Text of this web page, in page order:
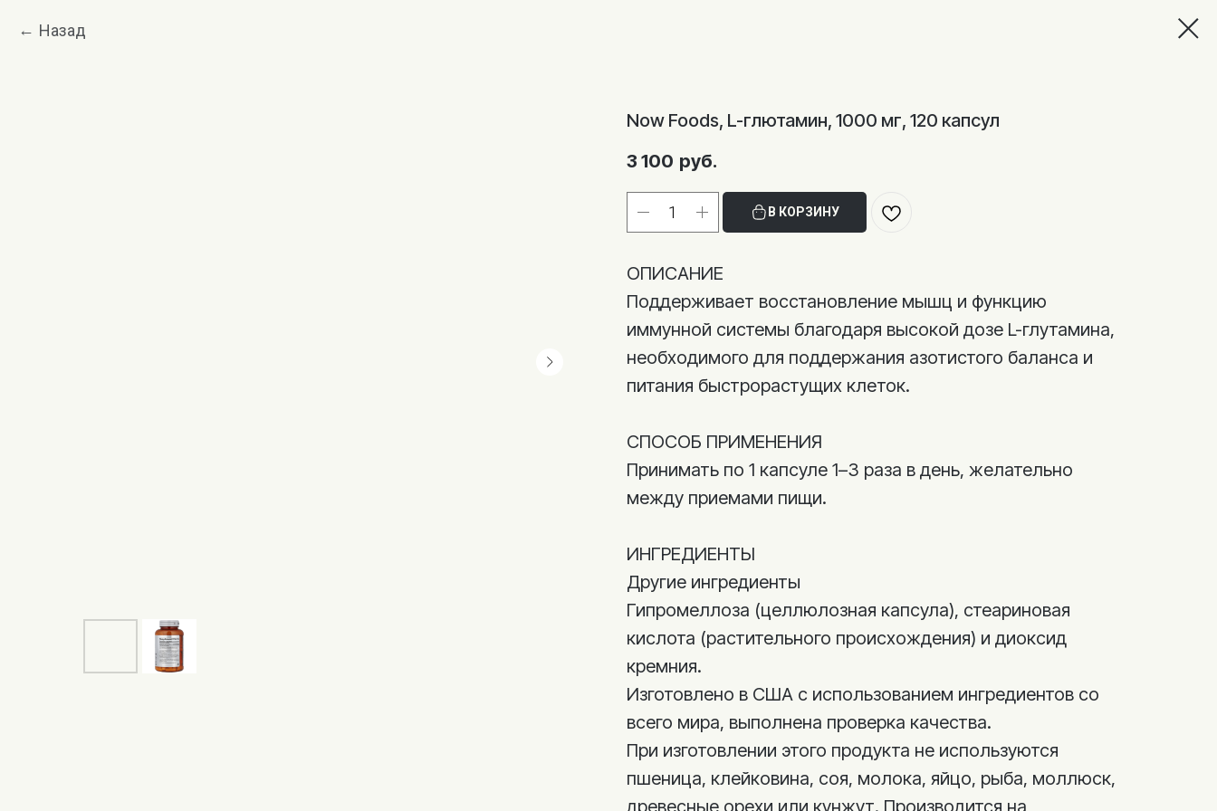
Назад
Now Foods, L-глютамин, 1000 мг, 120 капсул
3 100 руб.
В КОРЗИНУ
ОПИСАНИЕ
Поддерживает восстановление мышц и функцию
иммунной системы благодаря высокой дозе L-глутамина,
необходимого для поддержания азотистого баланса и
питания быстрорастущих клеток.
СПОСОБ ПРИМЕНЕНИЯ
Принимать по 1 капсуле 1–3 раза в день, желательно
между приемами пищи.
ИНГРЕДИЕНТЫ
Другие ингредиенты
Гипромеллоза (целлюлозная капсула), стеариновая
кислота (растительного происхождения) и диоксид
кремния.
Изготовлено в США с использованием ингредиентов со
всего мира, выполнена проверка качества.
При изготовлении этого продукта не используются
пшеница, клейковина, соя, молока, яйцо, рыба, моллюск,
древесные орехи или кунжут. Производится на